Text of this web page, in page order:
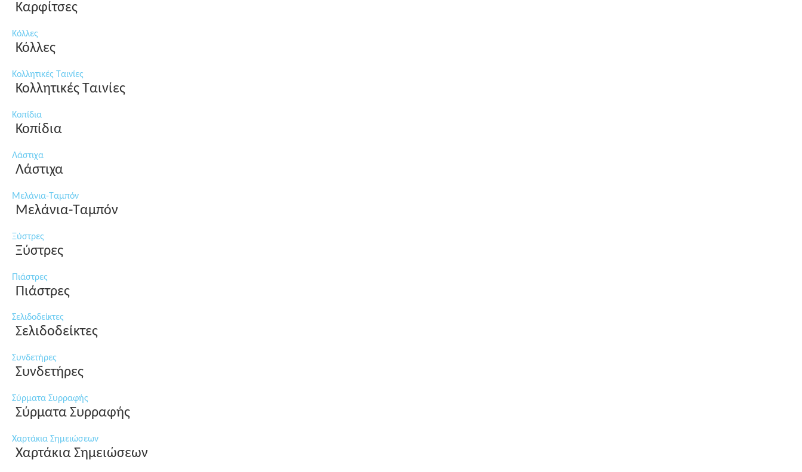
Καρφίτσες
Κόλλες
Κόλλες
Κολλητικές Ταινίες
Κολλητικές Ταινίες
Κοπίδια
Κοπίδια
Λάστιχα
Λάστιχα
Μελάνια-Ταμπόν
Μελάνια-Ταμπόν
Ξύστρες
Ξύστρες
Πιάστρες
Πιάστρες
Σελιδοδείκτες
Σελιδοδείκτες
Συνδετήρες
Συνδετήρες
Σύρματα Συρραφής
Σύρματα Συρραφής
Χαρτάκια Σημειώσεων
Χαρτάκια Σημειώσεων